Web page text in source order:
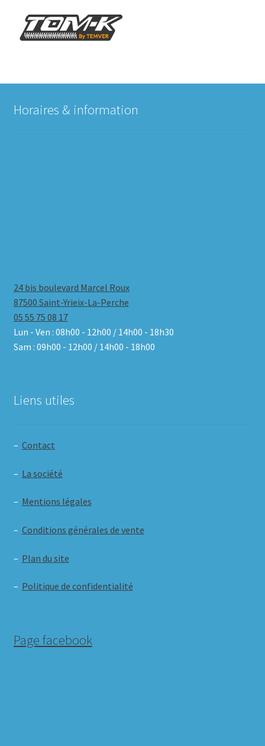
Horaires & information
24 bis boulevard Marcel Roux
87500 Saint-Yrieix-La-Perche
05 55 75 08 17
Lun - Ven : 08h00 - 12h00 / 14h00 - 18h30
Sam : 09h00 - 12h00 / 14h00 - 18h00
Liens utiles
– Contact
– La société
– Mentions légales
– Conditions générales de vente
– Plan du site
– Politique de confidentialité
Page facebook